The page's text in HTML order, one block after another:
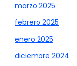
marzo 2025
febrero 2025
enero 2025
diciembre 2024